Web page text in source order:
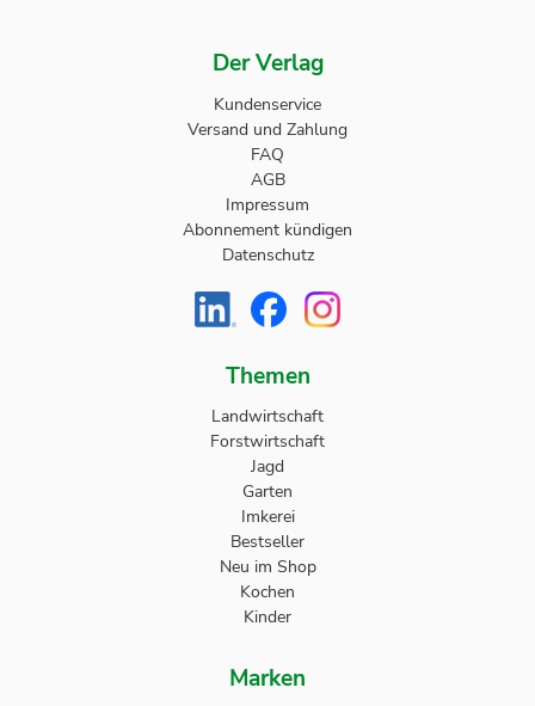
Der Verlag
Kundenservice
Versand und Zahlung
FAQ
AGB
Impressum
Abonnement kündigen
Datenschutz
Themen
Landwirtschaft
Forstwirtschaft
Jagd
Garten
Imkerei
Bestseller
Neu im Shop
Kochen
Kinder
Marken